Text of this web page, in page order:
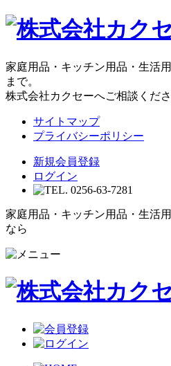
家庭用品・キッチン用品・生活
まで。
株式会社カクセーへご相談くださ
サイトマップ
プライバシーポリシー
新規会員登録
ログイン
家庭用品・キッチン用品・生活
なら